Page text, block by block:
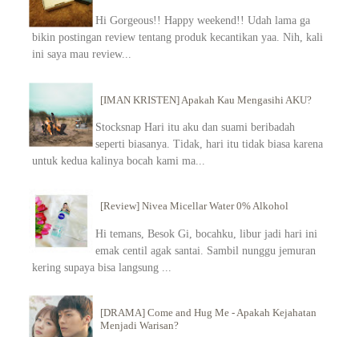
Hi Gorgeous!! Happy weekend!! Udah lama ga
bikin postingan review tentang produk kecantikan yaa. Nih, kali
ini saya mau review...
[IMAN KRISTEN] Apakah Kau Mengasihi AKU?
Stocksnap Hari itu aku dan suami beribadah
seperti biasanya. Tidak, hari itu tidak biasa karena
untuk kedua kalinya bocah kami ma...
[Review] Nivea Micellar Water 0% Alkohol
Hi temans, Besok Gi, bocahku, libur jadi hari ini
emak centil agak santai. Sambil nunggu jemuran
kering supaya bisa langsung ...
[DRAMA] Come and Hug Me - Apakah Kejahatan
Menjadi Warisan?